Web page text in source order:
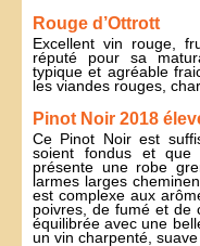
Rouge d’Ottrott
Excellent vin rouge,
réputé pour sa
typique et agréable
les viandes rouges,
Pinot Noir 2018
Ce Pinot Noir est
soient fondus et
présente une robe
larmes larges
est complexe aux
poivres, de fumé et de
équilibrée avec une
un vin charpenté, suave